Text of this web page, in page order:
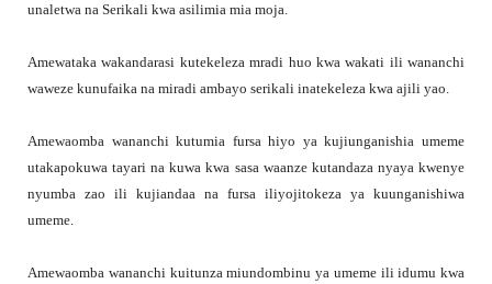
unaletwa na Serikali kwa asilimia mia moja.
Amewataka wakandarasi kutekeleza mradi huo kwa wakati ili wananchi
waweze kunufaika na miradi ambayo serikali inatekeleza kwa ajili yao.
Amewaomba wananchi kutumia fursa hiyo ya kujiunganishia umeme
utakapokuwa tayari na kuwa kwa sasa waanze kutandaza nyaya kwenye
nyumba zao ili kujiandaa na fursa iliyojitokeza ya kuunganishiwa
umeme.
Amewaomba wananchi kuitunza miundombinu ya umeme ili idumu kwa